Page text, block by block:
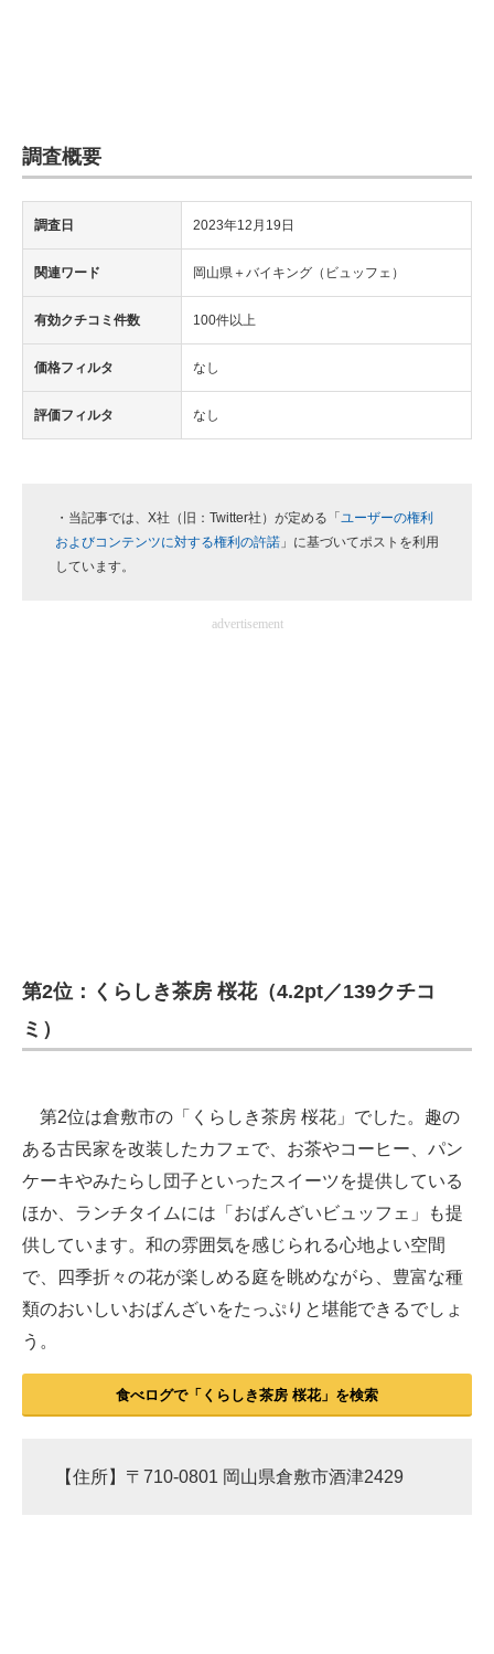
調査概要
調査日 2023年12月19日
関連ワード 岡山県＋バイキング（ビュッフェ）
有効クチコミ件数 100件以上
価格フィルタ なし
評価フィルタ なし
・当記事では、X社（旧：Twitter社）が定める「 ユーザーの権利
およびコンテンツに対する権利の許諾 」に基づいてポストを利用
しています。
advertisement
第2位：くらしき茶房 桜花（4.2pt／139クチコ
ミ）
第2位は倉敷市の「くらしき茶房 桜花」でした。趣の
ある古民家を改装したカフェで、お茶やコーヒー、パン
ケーキやみたらし団子といったスイーツを提供している
ほか、ランチタイムには「おばんざいビュッフェ」も提
供しています。和の雰囲気を感じられる心地よい空間
で、四季折々の花が楽しめる庭を眺めながら、豊富な種
類のおいしいおばんざいをたっぷりと堪能できるでしょ
う。
食べログで「くらしき茶房 桜花」を検索
【住所】〒710-0801 岡山県倉敷市酒津2429